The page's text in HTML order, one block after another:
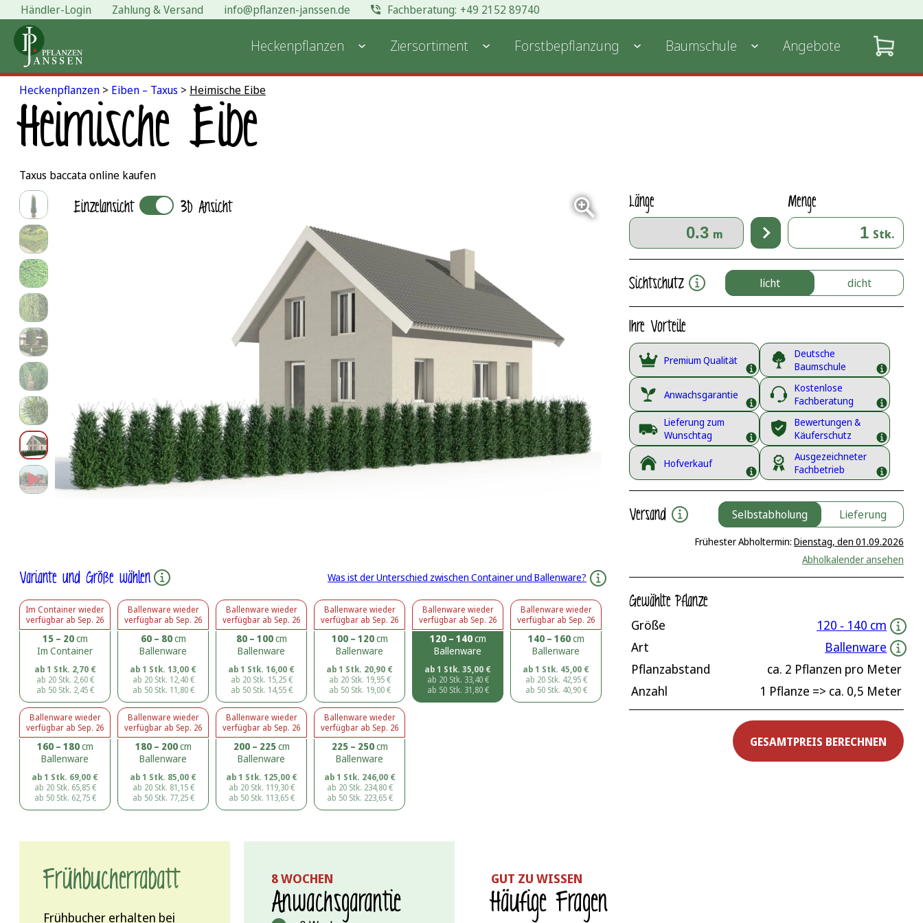
Zum
Inhalt
springen
Händler-Login Zahlung & Versand info@pflanzen-janssen.de +49 2152 89740
Heckenpflanzen Ziersortiment Forstbepflanzung Baumschule Angebote
Heckenpflanzen > Eiben – Taxus > Heimische Eibe
Heimische Eibe
Taxus baccata online kaufen
Einzelansicht 3D Ansicht
Variante und Größe wählen Was ist der Unterschied zwischen Container und Ballenware?
Im Containerwieder
verfügbar ab Sep. 26
15 – 20cm
Im Container
ab 1 Stk. 2,70 €
ab 20 Stk. 2,60€
ab 50 Stk. 2,45€
Ballenware wieder
verfügbar ab Sep. 26
60 – 80cm
Ballenware
ab 1 Stk. 13,00 €
ab 20 Stk. 12,40€
ab 50 Stk. 11,80€
Ballenware wieder
verfügbar ab Sep. 26
80 – 100cm
Ballenware
ab 1 Stk. 16,00 €
ab 20 Stk. 15,25€
ab 50 Stk. 14,55€
Ballenware wieder
verfügbar ab Sep. 26
100 – 120cm
Ballenware
ab 1 Stk. 20,90 €
ab 20 Stk. 19,95€
ab 50 Stk. 19,00€
Ballenware wieder
verfügbar ab Sep. 26
120 – 140cm
Ballenware
ab 1 Stk. 35,00 €
ab 20 Stk. 33,40€
ab 50 Stk. 31,80€
Ballenware wieder
verfügbar ab Sep. 26
140 – 160cm
Ballenware
ab 1 Stk. 45,00 €
ab 20 Stk. 42,95€
ab 50 Stk. 40,90€
Ballenware wieder
verfügbar ab Sep. 26
160 – 180cm
Ballenware
ab 1 Stk. 69,00 €
ab 20 Stk. 65,85€
ab 50 Stk. 62,75€
Ballenware wieder
verfügbar ab Sep. 26
180 – 200cm
Ballenware
ab 1 Stk. 85,00 €
ab 20 Stk. 81,15€
ab 50 Stk. 77,25€
Ballenware wieder
verfügbar ab Sep. 26
200 – 225cm
Ballenware
ab 1 Stk. 125,00 €
ab 20 Stk. 119,30€
ab 50 Stk. 113,65€
Ballenware wieder
verfügbar ab Sep. 26
225 – 250cm
Ballenware
ab 1 Stk. 246,00 €
ab 20 Stk. 234,80€
ab 50 Stk. 223,65€
Länge
m
Menge
Stk.
Sichtschutz licht dicht
Ihre Vorteile
Premium Qualität
Deutsche
Baumschule
Anwachsgarantie
Kostenlose
Fachberatung
Lieferung zum
Wunschtag
Bewertungen &
Käuferschutz
Hofverkauf
Ausgezeichneter
Fachbetrieb
Versand Selbstabholung Lieferung
Frühester Abholtermin: Dienstag, den 01.09.2026
Abholkalender ansehen
Gewählte Pflanze
Größe
120 ‐ 140 cm
Art
Ballenware
Pflanzabstand
ca. 2 Pflanzen pro Meter
Anzahl
1 Pflanze => ca. 0,5 Meter
GESAMTPREIS BERECHNEN
Frühbucher­rabatt
Frühbucher erhalten bei
8 WOCHEN
Anwachs­garantie
GUT ZU WISSEN
Häufige Fragen